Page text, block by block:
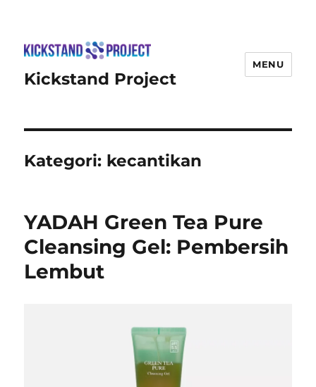
Kickstand Project
MENU
Kategori: kecantikan
YADAH Green Tea Pure
Cleansing Gel: Pembersih
Lembut